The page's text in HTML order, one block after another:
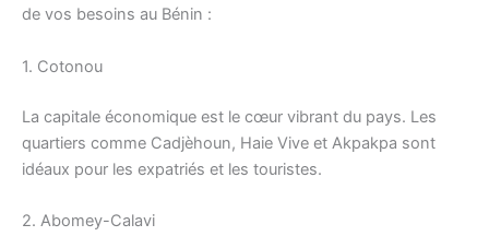
de vos besoins au Bénin :
1. Cotonou
La capitale économique est le cœur vibrant du pays. Les
quartiers comme Cadjèhoun, Haie Vive et Akpakpa sont
idéaux pour les expatriés et les touristes.
2. Abomey-Calavi